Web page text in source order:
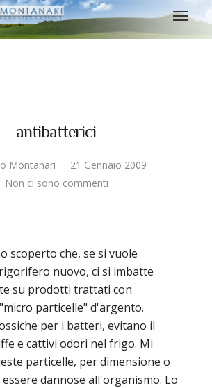
antibatterici
Montanari
21 Gennaio 2009
Non ci sono commenti
scoperto che, se si vuole
nuovo, ci si imbatte
su prodotti trattati con
particelle" d'argento.
per i batteri, evitano il
e cattivi odori nel frigo. Mi
particelle, per dimensione o
dannose all'organismo. Lo